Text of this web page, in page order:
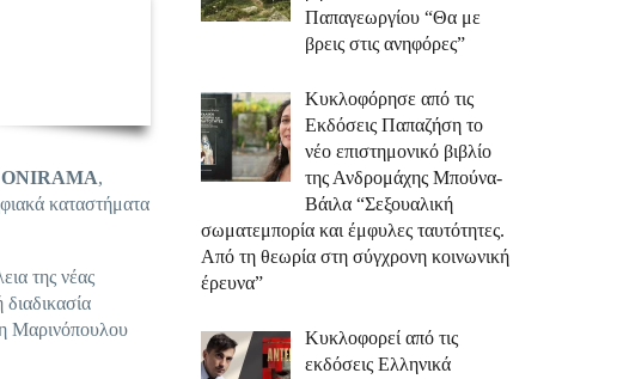
ONIRAMA,
καταστήματα
της νέας
Μαρινόπουλου
Παπαγεωργίου “Θα με
βρεις στις ανηφόρες”
Κυκλοφόρησε από τις
Εκδόσεις Παπαζήση το
νέο επιστημονικό βιβλίο
της Ανδρομάχης Μπούνα-
Βάιλα “Σεξουαλική
σωματεμπορία και έμφυλες ταυτότητες.
Από τη θεωρία στη σύγχρονη κοινωνική
έρευνα”
Κυκλοφορεί από τις
εκδόσεις Ελληνικά